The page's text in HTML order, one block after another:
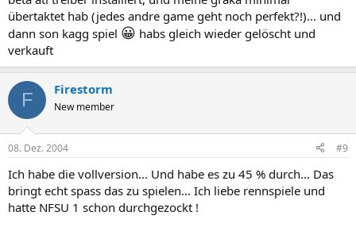
übertaktet hab (jedes andre game geht noch perfekt?!)... und
dann son kagg spiel 😀 habs gleich wieder gelöscht und
verkauft
F Firestorm
New member
08. Dez. 2004 #9
Ich habe die vollversion... Und habe es zu 45 % durch... Das
bringt echt spass das zu spielen... Ich liebe rennspiele und
hatte NFSU 1 schon durchgezockt !